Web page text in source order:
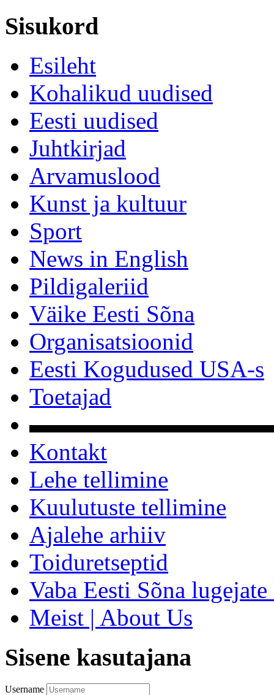
Sisukord
Esileht
Kohalikud uudised
Eesti uudised
Juhtkirjad
Arvamuslood
Kunst ja kultuur
Sport
News in English
Pildigaleriid
Väike Eesti Sõna
Organisatsioonid
Eesti Kogudused USA-s
Toetajad
Kontakt
Lehe tellimine
Kuulutuste tellimine
Ajalehe arhiiv
Toiduretseptid
Vaba Eesti Sõna
Meist | About Us
Sisene kasutajana
Username